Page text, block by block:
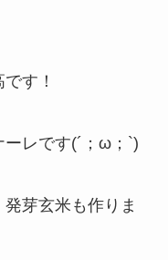
す！
レです(´；ω；`)
芽玄米も作りま